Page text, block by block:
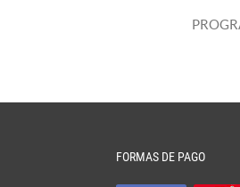
FORMAS DE PAGO